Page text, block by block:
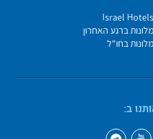
Israel Hotels
מלונות ברגע האחרון
מלונות בחו"ל
ב: